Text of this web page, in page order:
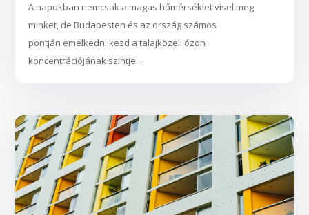
A napokban nemcsak a magas hőmérséklet visel meg
minket, de Budapesten és az ország számos
pontján emelkedni kezd a talajközeli ózon
koncentrációjának szintje...